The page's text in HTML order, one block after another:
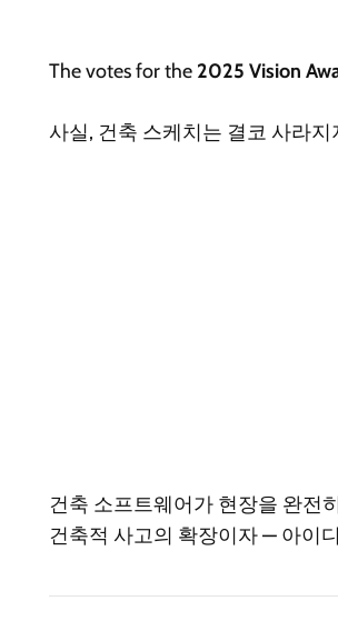
The votes for the 2025 Vision
사실, 건축 스케치는 결코 사라지
건축 소프트웨어가 현장을 완전
건축적 사고의 확장이자 — 아이